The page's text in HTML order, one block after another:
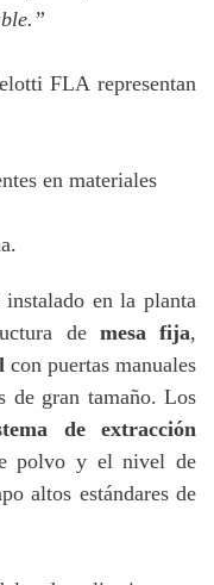
FLA representan
en materiales
instalado en la planta
de mesa fija,
con puertas manuales
de gran tamaño. Los
de extracción
polvo y el nivel de
altos estándares de